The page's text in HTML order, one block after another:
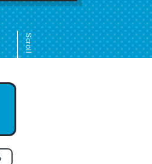
Scroll
レバーなんだろうなと凄く思
は原文もお勧め。自分はこの流
Then Covid hit. Shit.
？ by ラーズ・ヌートバー